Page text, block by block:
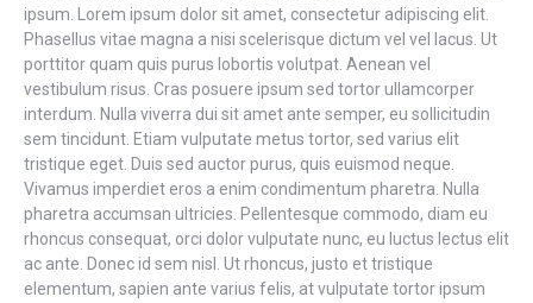
ipsum. Lorem ipsum dolor sit amet, consectetur adipiscing elit.
Phasellus vitae magna a nisi scelerisque dictum vel vel lacus. Ut
porttitor quam quis purus lobortis volutpat. Aenean vel
vestibulum risus. Cras posuere ipsum sed tortor ullamcorper
interdum. Nulla viverra dui sit amet ante semper, eu sollicitudin
sem tincidunt. Etiam vulputate metus tortor, sed varius elit
tristique eget. Duis sed auctor purus, quis euismod neque.
Vivamus imperdiet eros a enim condimentum pharetra. Nulla
pharetra accumsan ultricies. Pellentesque commodo, diam eu
rhoncus consequat, orci dolor vulputate nunc, eu luctus lectus elit
ac ante. Donec id sem nisl. Ut rhoncus, justo et tristique
elementum, sapien ante varius felis, at vulputate tortor ipsum